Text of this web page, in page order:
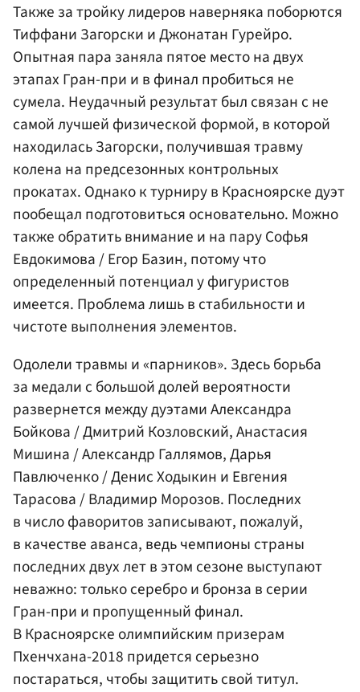
Также за тройку лидеров наверняка поборются
Тиффани Загорски и Джонатан Гурейро.
Опытная пара заняла пятое место на двух
этапах Гран-при и в финал пробиться не
сумела. Неудачный результат был связан с не
самой лучшей физической формой, в которой
находилась Загорски, получившая травму
колена на предсезонных контрольных
прокатах. Однако к турниру в Красноярске дуэт
пообещал подготовиться основательно. Можно
также обратить внимание и на пару Софья
Евдокимова / Егор Базин, потому что
определенный потенциал у фигуристов
имеется. Проблема лишь в стабильности и
чистоте выполнения элементов.
Одолели травмы и «парников». Здесь борьба
за медали с большой долей вероятности
развернется между дуэтами Александра
Бойкова / Дмитрий Козловский, Анастасия
Мишина / Александр Галлямов, Дарья
Павлюченко / Денис Ходыкин и Евгения
Тарасова / Владимир Морозов. Последних
в число фаворитов записывают, пожалуй,
в качестве аванса, ведь чемпионы страны
последних двух лет в этом сезоне выступают
неважно: только серебро и бронза в серии
Гран-при и пропущенный финал.
В Красноярске олимпийским призерам
Пхенчхана-2018 придется серьезно
постараться, чтобы защитить свой титул.